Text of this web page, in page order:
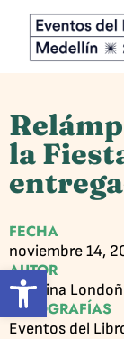
Abrir
la
FECHA
noviembre 14,
AUTOR
Carolina
FOTOGRAFÍAS
Eventos del